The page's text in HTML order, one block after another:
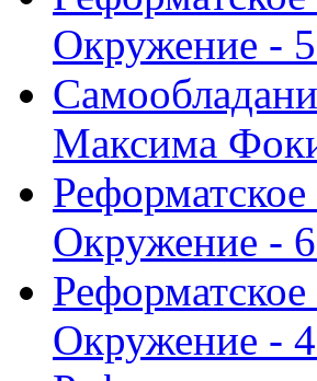
Окружение -
Максима
Окружение -
Окружение -